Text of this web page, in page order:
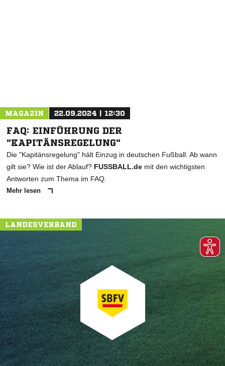
MAGAZIN 22.09.2024 | 12:30
FAQ: EINFÜHRUNG DER
"KAPITÄNSREGELUNG"
Die "Kapitänsregelung" hält Einzug in deutschen Fußball. Ab wann
gilt sie? Wie ist der Ablauf? FUSSBALL.de mit den wichtigsten
Antworten zum Thema im FAQ.
Mehr lesen
LANDESVERBAND